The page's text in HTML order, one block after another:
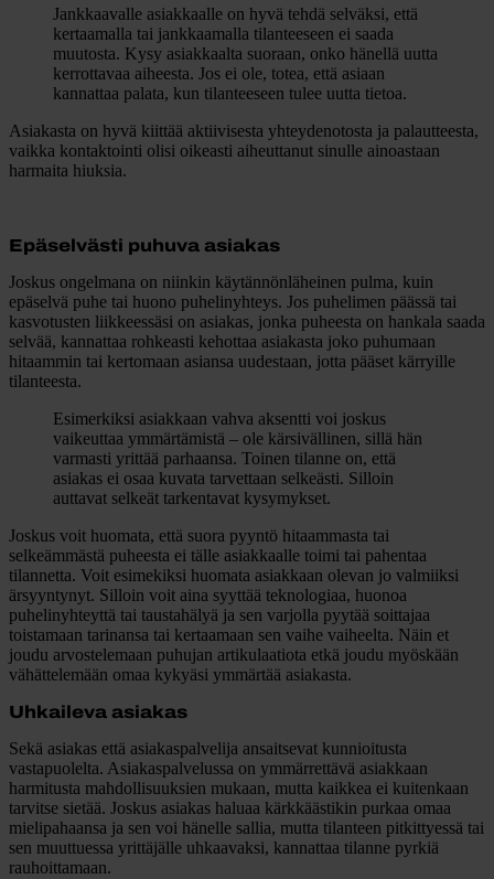
Jankkaavalle asiakkaalle on hyvä tehdä selväksi, että
kertaamalla tai jankkaamalla tilanteeseen ei saada
muutosta. Kysy asiakkaalta suoraan, onko hänellä uutta
kerrottavaa aiheesta. Jos ei ole, totea, että asiaan
kannattaa palata, kun tilanteeseen tulee uutta tietoa.
Asiakasta on hyvä kiittää aktiivisesta yhteydenotosta ja palautteesta,
vaikka kontaktointi olisi oikeasti aiheuttanut sinulle ainoastaan
harmaita hiuksia.
Epäselvästi puhuva asiakas
Joskus ongelmana on niinkin käytännönläheinen pulma, kuin
epäselvä puhe tai huono puhelinyhteys. Jos puhelimen päässä tai
kasvotusten liikkeessäsi on asiakas, jonka puheesta on hankala saada
selvää, kannattaa rohkeasti kehottaa asiakasta joko puhumaan
hitaammin tai kertomaan asiansa uudestaan, jotta pääset kärryille
tilanteesta.
Esimerkiksi asiakkaan vahva aksentti voi joskus
vaikeuttaa ymmärtämistä – ole kärsivällinen, sillä hän
varmasti yrittää parhaansa. Toinen tilanne on, että
asiakas ei osaa kuvata tarvettaan selkeästi. Silloin
auttavat selkeät tarkentavat kysymykset.
Joskus voit huomata, että suora pyyntö hitaammasta tai
selkeämmästä puheesta ei tälle asiakkaalle toimi tai pahentaa
tilannetta. Voit esimekiksi huomata asiakkaan olevan jo valmiiksi
ärsyyntynyt. Silloin voit aina syyttää teknologiaa, huonoa
puhelinyhteyttä tai taustahälyä ja sen varjolla pyytää soittajaa
toistamaan tarinansa tai kertaamaan sen vaihe vaiheelta. Näin et
joudu arvostelemaan puhujan artikulaatiota etkä joudu myöskään
vähättelemään omaa kykyäsi ymmärtää asiakasta.
Uhkaileva asiakas
Sekä asiakas että asiakaspalvelija ansaitsevat kunnioitusta
vastapuolelta. Asiakaspalvelussa on ymmärrettävä asiakkaan
harmitusta mahdollisuuksien mukaan, mutta kaikkea ei kuitenkaan
tarvitse sietää. Joskus asiakas haluaa kärkkäästikin purkaa omaa
mielipahaansa ja sen voi hänelle sallia, mutta tilanteen pitkittyessä tai
sen muuttuessa yrittäjälle uhkaavaksi, kannattaa tilanne pyrkiä
rauhoittamaan.